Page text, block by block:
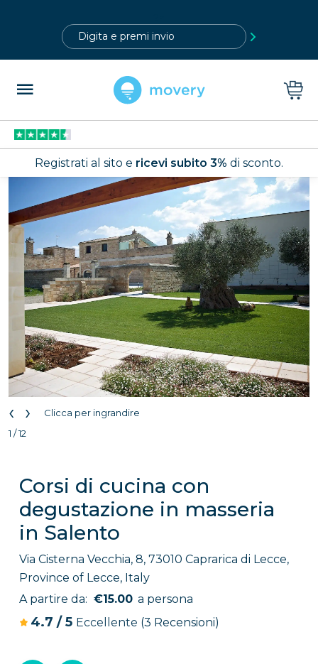
Registrati al sito e ricevi subito 3% di sconto.
‹ ›
Clicca per ingrandire
1 / 12
Corsi di cucina con
degustazione in masseria
in Salento
Via Cisterna Vecchia, 8, 73010 Caprarica di Lecce,
Province of Lecce, Italy
A partire da: €15.00 a persona
4.7 /5 Eccellente (3 Recensioni)